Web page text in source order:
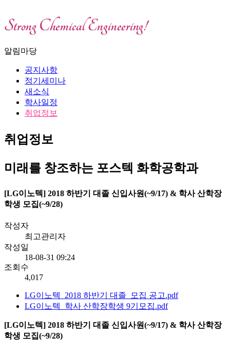
알림마당
공지사항
정기세미나
새소식
학사일정
취업정보
취업정보
미래를 창조하는 포스텍 화학공학과
[LG이노텍] 2018 하반기 대졸 신입사원(~9/17) & 학사 산학장
학생 모집(~9/28)
작성자
최고관리자
작성일
18-08-31 09:24
조회수
4,017
LG이노텍_2018 하반기 대졸_모집 공고.pdf
LG이노텍_학사 산학장학생 9기모집.pdf
[LG이노텍] 2018 하반기 대졸 신입사원(~9/17) & 학사 산학장
학생 모집(~9/28)